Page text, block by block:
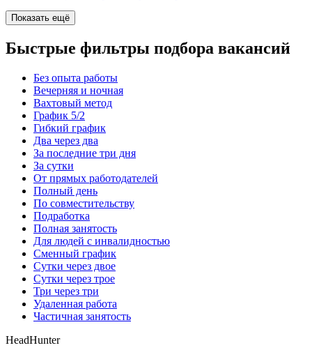
Показать ещё
Быстрые фильтры подбора вакансий
Без опыта работы
Вечерняя и ночная
Вахтовый метод
График 5/2
Гибкий график
Два через два
За последние три дня
За сутки
От прямых работодателей
Полный день
По совместительству
Подработка
Полная занятость
Для людей с инвалидностью
Сменный график
Сутки через двое
Сутки через трое
Три через три
Удаленная работа
Частичная занятость
HeadHunter